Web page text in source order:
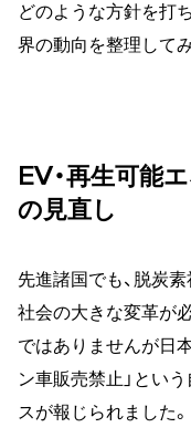
どのような方針を打
界の動向を整理して
EV・再生可能
の見直し
先進諸国でも、脱炭
社会の大きな変革が
ではありませんが日
ン車販売禁止」とい
スが報じられました。